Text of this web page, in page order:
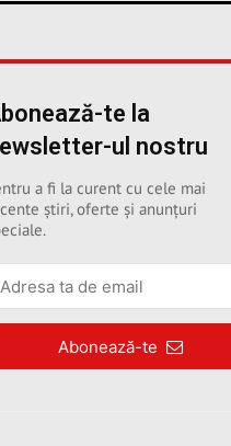
te la
ul nostru
a fi la curent cu cele mai
știri, oferte și anunțuri
Abonează-te